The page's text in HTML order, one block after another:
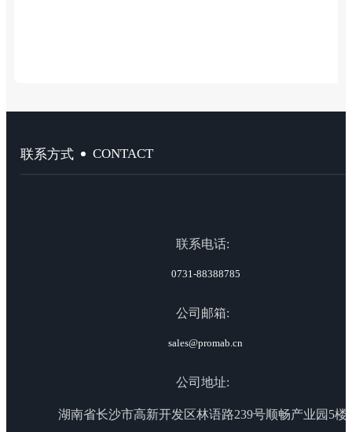
联系方式 CONTACT
联系电话:
0731-88388785
公司邮箱:
sales@promab.cn
公司地址:
湖南省长沙市高新开发区林语路239号顺畅产业园5楼